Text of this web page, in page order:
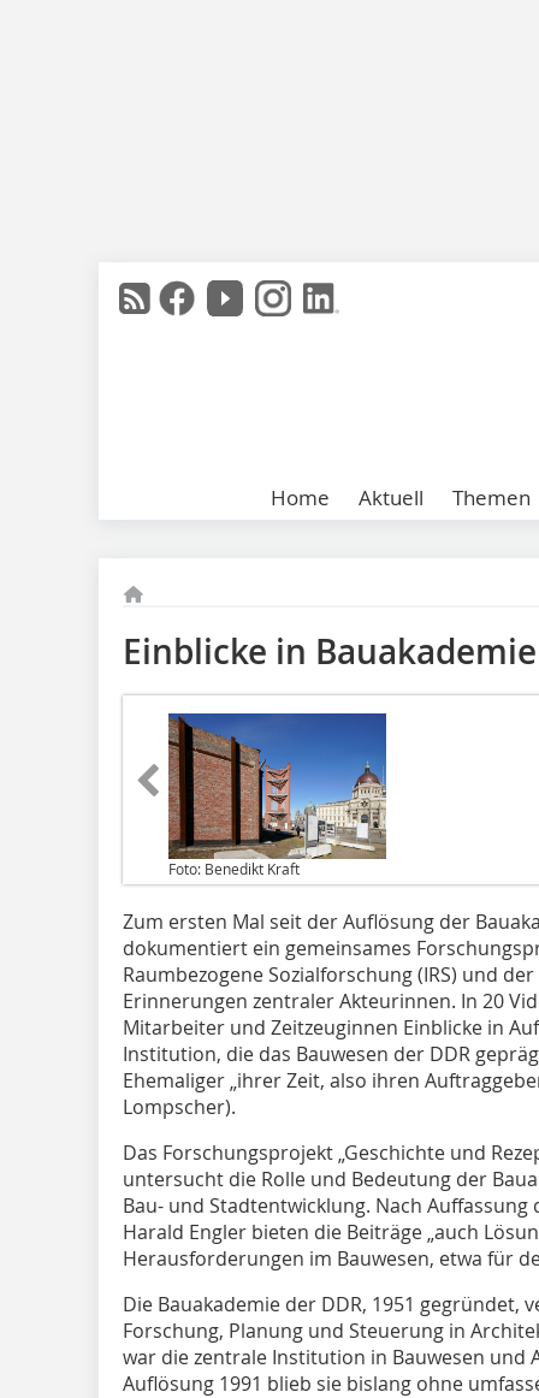
Home Aktuell Themen
Einblicke in Bauakademie
Foto: Benedikt Kraft
Zum ersten Mal seit der Auflösung der
dokumentiert ein gemeinsames
Raumbezogene Sozialforschung (IRS) und
Erinnerungen zentraler Akteurinnen. In 20
Mitarbeiter und Zeitzeuginnen Einblicke in
Institution, die das Bauwesen der DDR
Ehemaliger „ihrer Zeit, also ihren
Lompscher).
Das Forschungsprojekt „Geschichte und
untersucht die Rolle und Bedeutung der
Bau- und Stadtentwicklung. Nach
Harald Engler bieten die Beiträge „auch
Herausforderungen im Bauwesen, etwa für
Die Bauakademie der DDR, 1951
Forschung, Planung und Steuerung in
war die zentrale Institution in Bauwesen und
Auflösung 1991 blieb sie bislang ohne